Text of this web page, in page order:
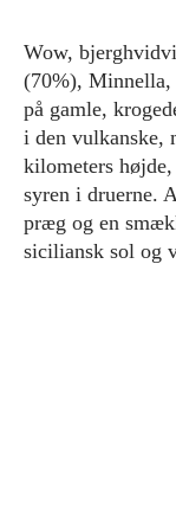
Wow,
(70%), Minnella,
på gamle,
i den vulkanske,
kilometers
syren i druerne.
præg og en
siciliansk sol og